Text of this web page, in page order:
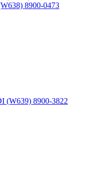
8900-0473
(W639) 8900-3822